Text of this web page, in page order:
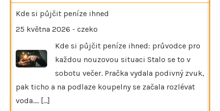
Kde si půjčit peníze ihned
25 května 2026 - czeko
Kde si půjčit peníze ihned: průvodce pro
každou nouzovou situaci Stalo se to v
sobotu večer. Pračka vydala podivný zvuk,
pak ticho a na podlaze koupelny se začala rozlévat
voda.… [...]